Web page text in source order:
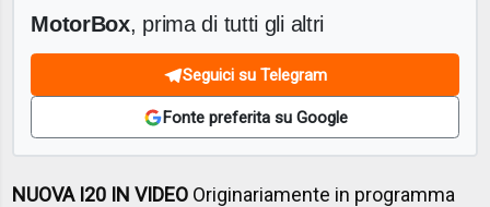
MotorBox, prima di tutti gli altri
Seguici su Telegram
Fonte preferita su Google
NUOVA I20 IN VIDEO Originariamente in programma